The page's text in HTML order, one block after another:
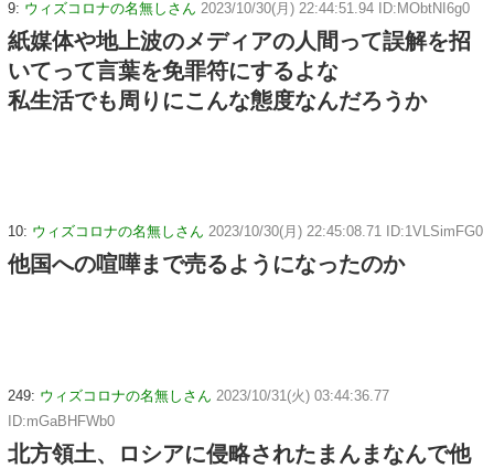
9: ウィズコロナの名無しさん 2023/10/30(月) 22:44:51.94 ID:MObtNI6g0
紙媒体や地上波のメディアの人間って誤解を招
いてって言葉を免罪符にするよな
私生活でも周りにこんな態度なんだろうか
10: ウィズコロナの名無しさん 2023/10/30(月) 22:45:08.71 ID:1VLSimFG0
他国への喧嘩まで売るようになったのか
249: ウィズコロナの名無しさん 2023/10/31(火) 03:44:36.77
ID:mGaBHFWb0
北方領土、ロシアに侵略されたまんまなんで他